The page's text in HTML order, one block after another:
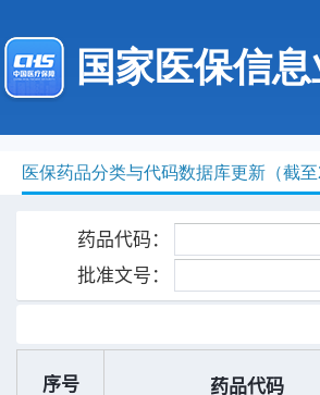
国家医保信
医保药品分类与代码数据库更新（截至